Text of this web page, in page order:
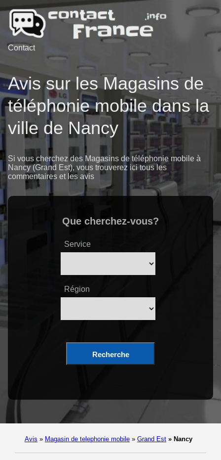
Contact
Avis sur les Magasins de
téléphonie mobile dans la
ville de Nancy
Si vous cherchez des Magasins de téléphonie mobile à
Nancy (Grand Est), vous trouverez ici tous les
commentaires et les avis
Que cherchez-vous?
Service
Région
Recherche
Avis » Magasin de telephonie mobile » Grand Est » Nancy